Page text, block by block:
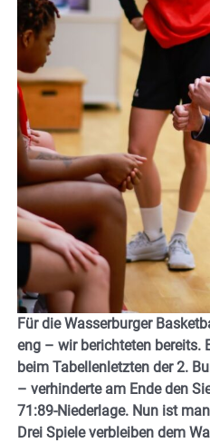
Für die Wasserburger
eng – wir berichteten bereits.
beim Tabellenletzten der 2.
– verhinderte am Ende den
71:89-Niederlage. Nun ist
Drei Spiele verbleiben dem